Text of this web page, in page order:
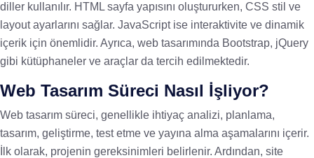
diller kullanılır. HTML sayfa yapısını oluştururken, CSS stil ve
layout ayarlarını sağlar. JavaScript ise interaktivite ve dinamik
içerik için önemlidir. Ayrıca, web tasarımında Bootstrap, jQuery
gibi kütüphaneler ve araçlar da tercih edilmektedir.
Web Tasarım Süreci Nasıl İşliyor?
Web tasarım süreci, genellikle ihtiyaç analizi, planlama,
tasarım, geliştirme, test etme ve yayına alma aşamalarını içerir.
İlk olarak, projenin gereksinimleri belirlenir. Ardından, site